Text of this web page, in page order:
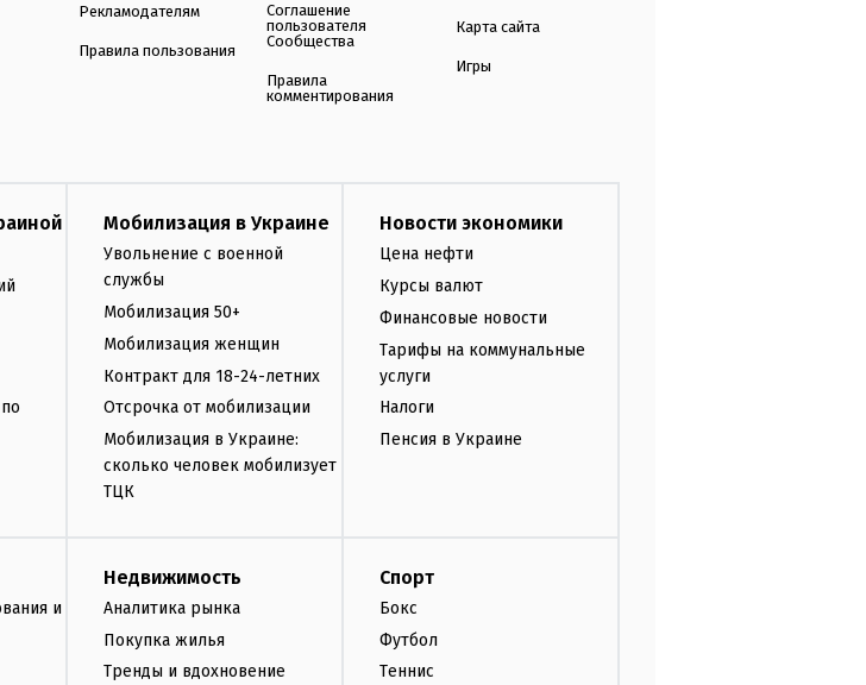
Рекламодателям
Правила пользования
Соглашение
пользователя
Сообщества
Правила
комментирования
Карта сайта
Игры
Мобилизация в Украине
Увольнение с военной
службы
Мобилизация 50+
Мобилизация женщин
Контракт для 18-24-летних
Отсрочка от мобилизации
Мобилизация в Украине:
сколько человек мобилизует
ТЦК
Новости экономики
Цена нефти
Курсы валют
Финансовые новости
Тарифы на коммунальные
услуги
Налоги
Пенсия в Украине
и
Недвижимость
Аналитика рынка
Покупка жилья
Тренды и вдохновение
Спорт
Бокс
Футбол
Теннис